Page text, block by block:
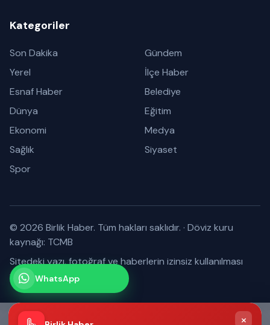
Kategoriler
Son Dakika
Gündem
Yerel
İlçe Haber
Esnaf Haber
Belediye
Dünya
Eğitim
Ekonomi
Medya
Sağlık
Siyaset
Spor
© 2026 Birlik Haber. Tüm hakları saklıdır. · Döviz kuru
kaynağı: TCMB
Sitedeki yazı, fotoğraf ve haberlerin izinsiz kullanılması
yasaktır.WhatsApp
Kanalımız
Abone olabilirsiniz
×